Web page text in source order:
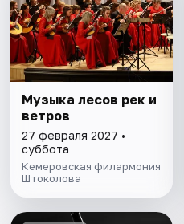
Музыка лесов рек и
ветров
27 февраля 2027 •
суббота
Кемеровская филармония
Штоколова